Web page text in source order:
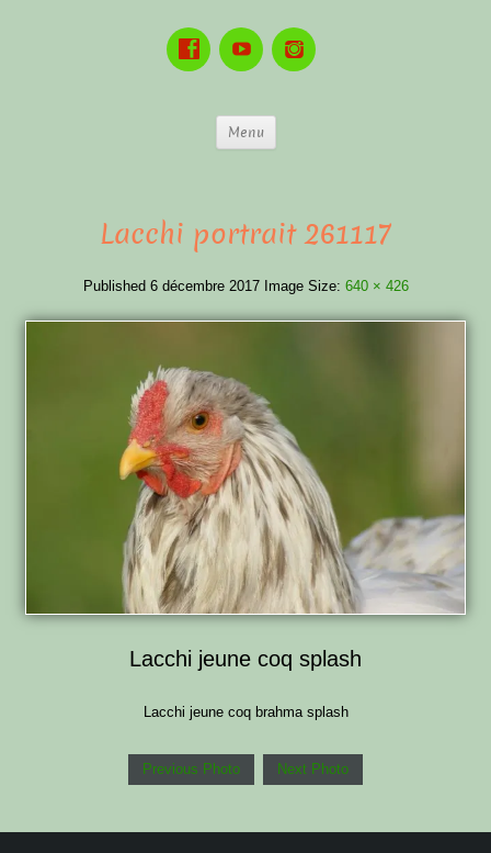
Menu
Lacchi portrait 261117
Published 6 décembre 2017 Image Size: 640 × 426
Lacchi jeune coq splash
Lacchi jeune coq brahma splash
Previous Photo Next Photo